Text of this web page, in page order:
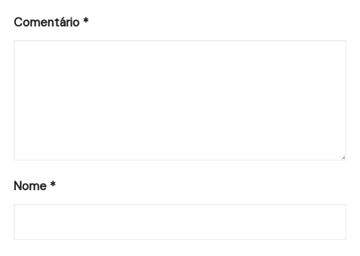
Comentário *
Nome *